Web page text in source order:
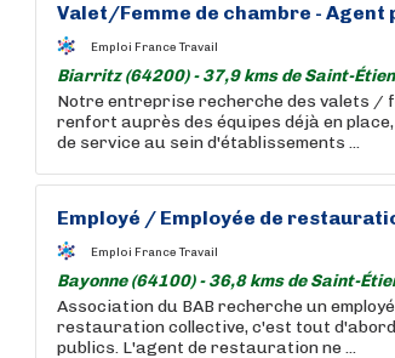
Valet/Femme de chambre - Agent
Emploi France Travail
Biarritz (64200) - 37,9 kms de Saint-
Notre entreprise recherche des valets /
renfort auprès des équipes déjà en
de service au sein d'établissements ...
Employé / Employée de
Emploi France Travail
Bayonne (64100) - 36,8 kms de Saint-
Association du BAB recherche un
restauration collective, c'est tout
publics. L'agent de restauration ne ...